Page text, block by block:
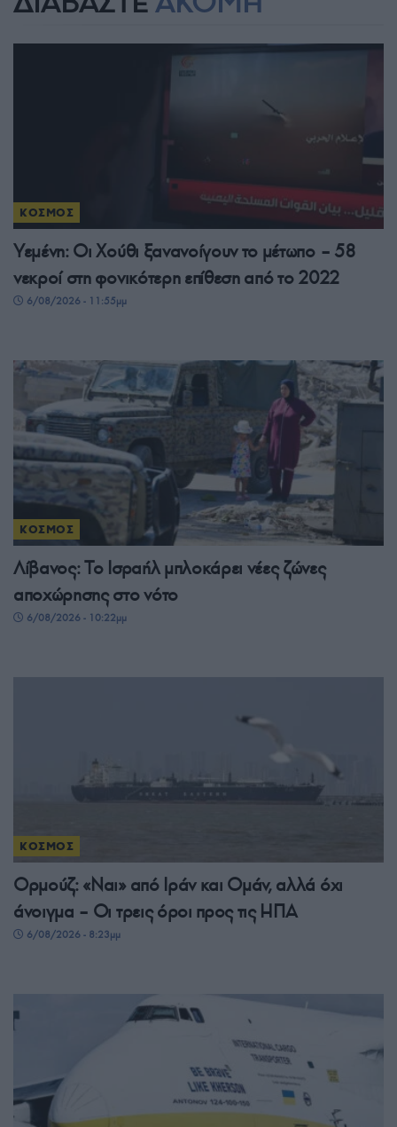
ΚΟΣΜΟΣ
Υεμένη: Οι Χούθι ξανανοίγουν το μέτωπο – 58
νεκροί στη φονικότερη επίθεση από το 2022
6/08/2026 - 11:55μμ
ΚΟΣΜΟΣ
Λίβανος: Το Ισραήλ μπλοκάρει νέες ζώνες
αποχώρησης στο νότο
6/08/2026 - 10:22μμ
ΚΟΣΜΟΣ
Ορμούζ: «Ναι» από Ιράν και Ομάν, αλλά όχι
άνοιγμα – Οι τρεις όροι προς τις ΗΠΑ
6/08/2026 - 8:23μμ